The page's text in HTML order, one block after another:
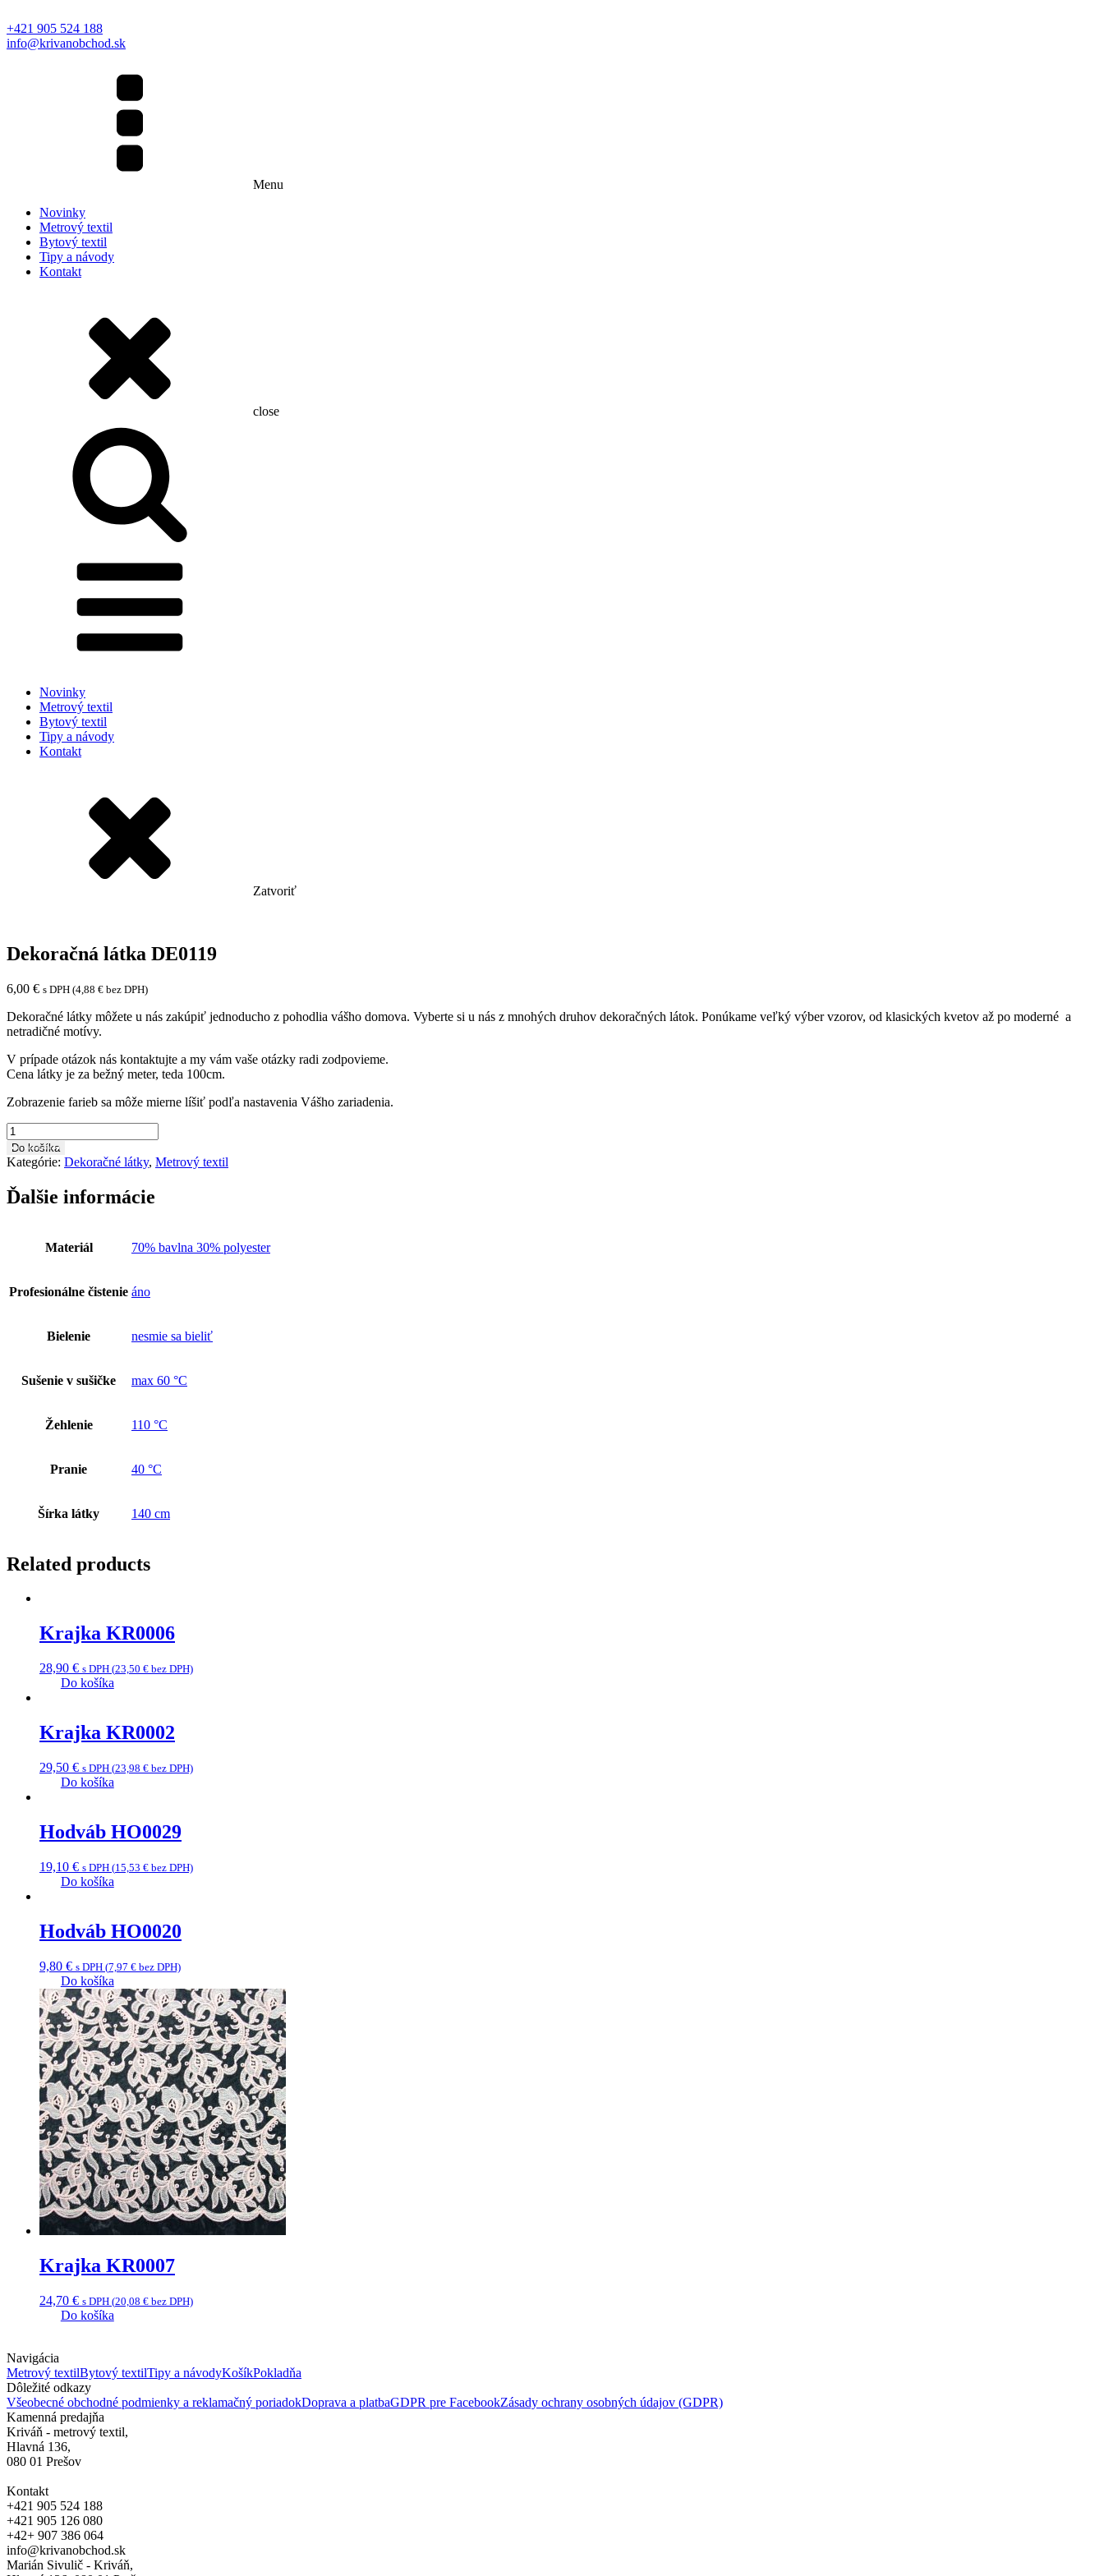
+421 905 524 188
info@krivanobchod.sk
Menu
Novinky
Metrový textil
Bytový textil
Tipy a návody
Kontakt
close
Novinky
Metrový textil
Bytový textil
Tipy a návody
Kontakt
Zatvoriť
Dekoračná látka DE0119
6,00 € s DPH (4,88 € bez DPH)
Dekoračné látky môžete u nás zakúpiť jednoducho z pohodlia vášho domova. Vyberte si u nás z mnohých druhov dekoračných látok. Ponúkame veľký výber vzorov, od klasických kvetov až po moderné a
netradičné motívy.
V prípade otázok nás kontaktujte a my vám vaše otázky radi zodpovieme.
Cena látky je za bežný meter, teda 100cm.
Zobrazenie farieb sa môže mierne líšiť podľa nastavenia Vášho zariadenia.
množstvo
Dekoračná
látka
DE0119
Do košíka
Kategórie: Dekoračné látky, Metrový textil
Ďalšie informácie
Materiál 70% bavlna 30% polyester
Profesionálne čistenie áno
Bielenie nesmie sa bieliť
Sušenie v sušičke max 60 °C
Žehlenie 110 °C
Pranie 40 °C
Šírka látky 140 cm
Related products
Krajka KR0006
28,90 € s DPH (23,50 € bez DPH)
Do košíka
Krajka KR0002
29,50 € s DPH (23,98 € bez DPH)
Do košíka
Hodváb HO0029
19,10 € s DPH (15,53 € bez DPH)
Do košíka
Hodváb HO0020
9,80 € s DPH (7,97 € bez DPH)
Do košíka
Krajka KR0007
24,70 € s DPH (20,08 € bez DPH)
Do košíka
Navigácia
Metrový textilBytový textilTipy a návodyKošíkPokladňa
Dôležité odkazy
Všeobecné obchodné podmienky a reklamačný poriadokDoprava a platbaGDPR pre FacebookZásady ochrany osobných údajov (GDPR)
Kamenná predajňa
Kriváň - metrový textil,
Hlavná 136,
080 01 Prešov
Kontakt
+421 905 524 188
+421 905 126 080
+42+ 907 386 064
info@krivanobchod.sk
Marián Sivulič - Kriváň,